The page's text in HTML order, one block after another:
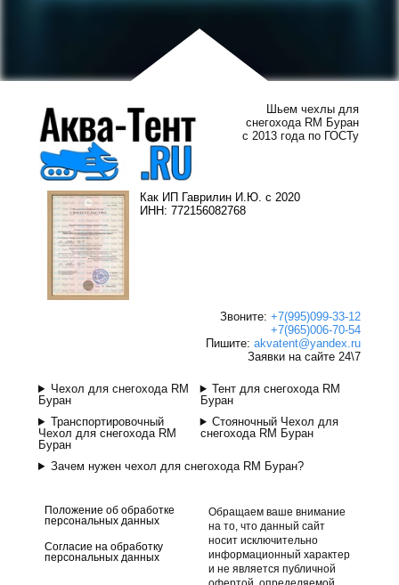
Шьем чехлы для
снегохода RM Буран
с 2013 года по ГОСТу
Как ИП Гаврилин И.Ю. с 2020
ИНН: 772156082768
Звоните: +7(995)099-33-12
+7(965)006-70-54
Пишите: akvatent@yandex.ru
Заявки на сайте 24\7
Чехол для снегохода RM
Буран
Тент для снегохода RM
Буран
Транспортировочный
Чехол для снегохода RM
Буран
Стояночный Чехол для
снегохода RM Буран
Зачем нужен чехол для снегохода RM Буран?
Положение об обработке
персональных данных
Согласие на обработку
персональных данных
Обращаем ваше внимание
на то, что данный сайт
носит исключительно
информационный характер
и не является публичной